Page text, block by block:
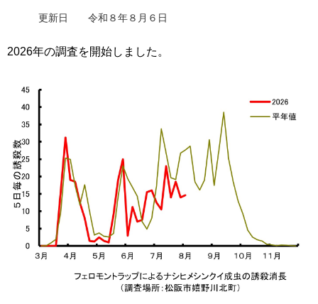
更新日 令和８年８月６日
2026年の調査を開始しました。